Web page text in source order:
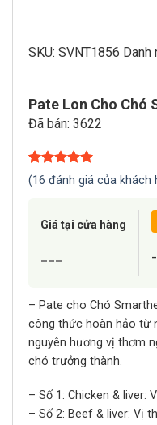
SKU: SVNT1856 Danh
Pate Lon Cho Chó
Đã bán: 3622
5.00trên 5
dựa trên
16
(16 đánh giá của khách
Giá tại cửa hàng
---
– Pate cho Chó
công thức hoàn hảo từ
nguyên hương vị thơm
chó trưởng thành.
– Số 1: Chicken & liver:
– Số 2: Beef & liver: Vị